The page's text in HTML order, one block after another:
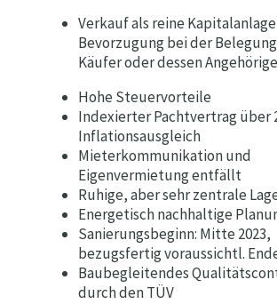
Verkauf als reine
Bevorzugung bei der
Käufer oder dessen Angehörige
Hohe Steuervorteile
Indexierter Pachtvertrag über
Inflationsausgleich
Mieterkommunikation und
Eigenvermietung entfällt
Ruhige, aber sehr zentrale
Energetisch nachhaltige
Sanierungsbeginn: Mitte 2023,
bezugsfertig voraussichtl.
Baubegleitendes
durch den TÜV